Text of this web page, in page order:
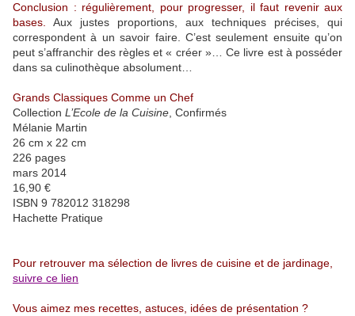
Conclusion : régulièrement, pour progresser, il faut revenir aux
bases.
Aux justes proportions, aux techniques précises, qui
correspondent à un savoir faire. C’est seulement ensuite qu’on
peut s’affranchir des règles et « créer »… Ce livre est à posséder
dans sa culinothèque absolument…
Grands Classiques Comme un Chef
Collection L’Ecole de la Cuisine , Confirmés
Mélanie Martin
26 cm x 22 cm
226 pages
mars 2014
16,90 €
ISBN 9 782012 318298
Hachette Pratique
Pour retrouver ma sélection de livres de cuisine et de jardinage,
suivre ce lien
Vous aimez mes recettes, astuces, idées de présentation ?